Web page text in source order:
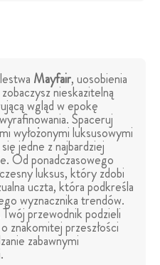
Mayfair, uosobienia
nieskazitelną
wgląd w epokę
Spaceruj
wyłożonymi luksusowymi
jedne z najbardziej
Od ponadczasowego
luksus, który zdobi
uczta, która podkreśla
wyznacznika trendów.
Twój przewodnik podzieli
znakomitej przeszłości
zabawnymi